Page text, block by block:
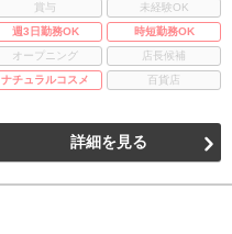
賞与
未経験OK
週3日勤務OK
時短勤務OK
オープニング
店長候補
ナチュラルコスメ 百貨店
詳細を見る